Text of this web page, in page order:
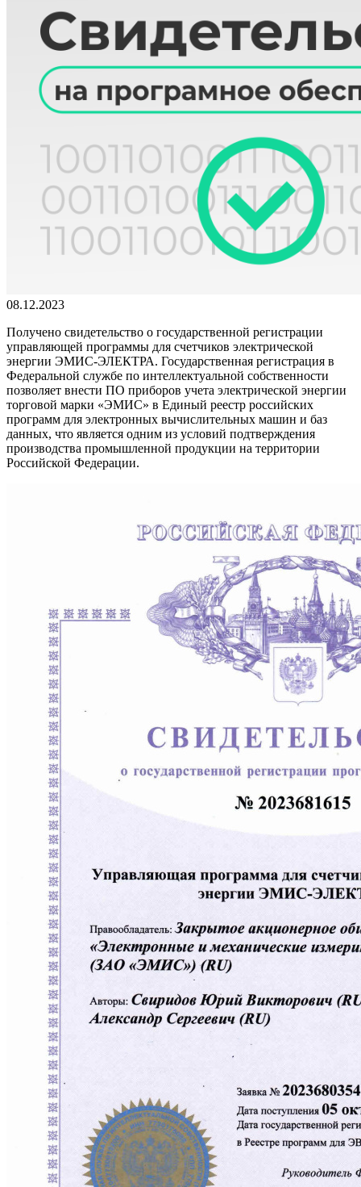
08.12.2023
Получено свидетельство о государственной регистрации
управляющей программы для счетчиков электрической
энергии ЭМИС-ЭЛЕКТРА. Государственная регистрация в
Федеральной службе по интеллектуальной собственности
позволяет внести ПО приборов учета электрической энергии
торговой марки «ЭМИС» в Единый реестр российских
программ для электронных вычислительных машин и баз
данных, что является одним из условий подтверждения
производства промышленной продукции на территории
Российской Федерации.